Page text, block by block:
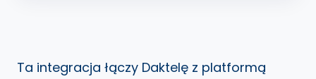
Ta integracja łączy Daktelę z platformą